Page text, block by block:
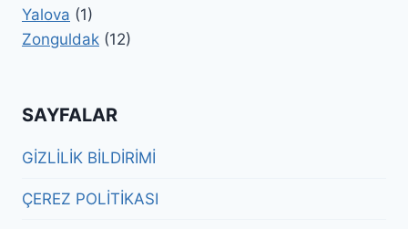
Yalova (1)
Zonguldak (12)
SAYFALAR
GİZLİLİK BİLDİRİMİ
ÇEREZ POLİTİKASI